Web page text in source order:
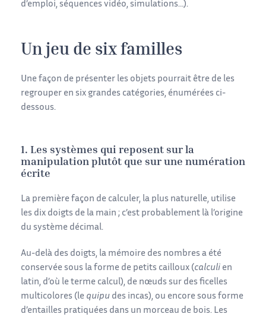
d’emploi, séquences vidéo, simulations…).
Un jeu de six familles
Une façon de présenter les objets pourrait être de les
regrouper en six grandes catégories, énumérées ci-
dessous.
1. Les systèmes qui reposent sur la
manipulation plutôt que sur une numération
écrite
La première façon de calculer, la plus naturelle, utilise
les dix doigts de la main ; c’est probablement là l’origine
du système décimal.
Au-delà des doigts, la mémoire des nombres a été
conservée sous la forme de petits cailloux (calculi en
latin, d’où le terme calcul), de nœuds sur des ficelles
multicolores (le quipu des incas), ou encore sous forme
d’entailles pratiquées dans un morceau de bois. Les